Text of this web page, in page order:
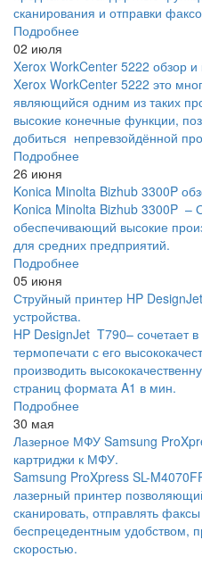
сканирования и отправки
Подробнее
02 июля
Xerox WorkCenter 5222 обзор
Xerox WorkCenter 5222 это
являющийся одним из таких
высокие конечные функции,
добиться непревзойдённой
Подробнее
26 июня
Konica Minolta Bizhub 3300P
Konica Minolta Bizhub 3300P –
обеспечивающий высокие
для средних предприятий.
Подробнее
05 июня
Струйный принтер HP
устройства.
HP DesignJet T790– сочетает
термопечати с его
производить
страниц формата A1 в мин.
Подробнее
30 мая
Лазерное МФУ Samsung
картриджи к МФУ.
Samsung ProXpress SL-
лазерный принтер
сканировать, отправлять
беспрецедентным удобством,
скоростью.